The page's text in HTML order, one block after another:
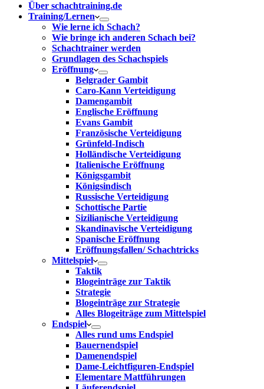
Über schachtraining.de
Training/Lernen
Wie lerne ich Schach?
Wie bringe ich anderen Schach bei?
Schachtrainer werden
Grundlagen des Schachspiels
Eröffnung
Belgrader Gambit
Caro-Kann Verteidigung
Damengambit
Englische Eröffnung
Evans Gambit
Französische Verteidigung
Grünfeld-Indisch
Holländische Verteidigung
Italienische Eröffnung
Königsgambit
Königsindisch
Russische Verteidigung
Schottische Partie
Sizilianische Verteidigung
Skandinavische Verteidigung
Spanische Eröffnung
Eröffnungsfallen/ Schachtricks
Mittelspiel
Taktik
Blogeinträge zur Taktik
Strategie
Blogeinträge zur Strategie
Alles Blogeiträge zum Mittelspiel
Endspiel
Alles rund ums Endspiel
Bauernendspiel
Damenendspiel
Dame-Leichtfiguren-Endspiel
Elementare Mattführungen